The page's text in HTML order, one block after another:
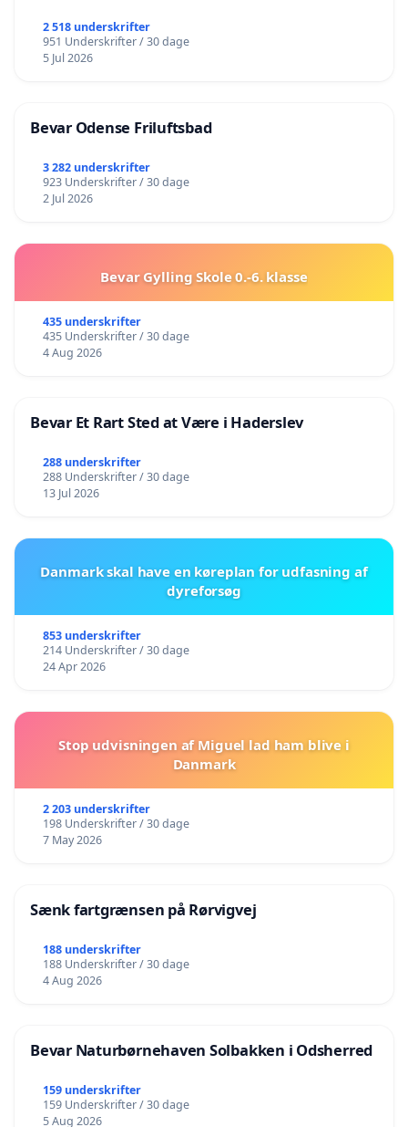
2 518 underskrifter
951 Underskrifter / 30 dage
5 Jul 2026
Bevar Odense Friluftsbad
3 282 underskrifter
923 Underskrifter / 30 dage
2 Jul 2026
Bevar Gylling Skole 0.-6. klasse
435 underskrifter
435 Underskrifter / 30 dage
4 Aug 2026
Bevar Et Rart Sted at Være i Haderslev
288 underskrifter
288 Underskrifter / 30 dage
13 Jul 2026
Danmark skal have en køreplan for udfasning af
dyreforsøg
853 underskrifter
214 Underskrifter / 30 dage
24 Apr 2026
Stop udvisningen af Miguel lad ham blive i
Danmark
2 203 underskrifter
198 Underskrifter / 30 dage
7 May 2026
Sænk fartgrænsen på Rørvigvej
188 underskrifter
188 Underskrifter / 30 dage
4 Aug 2026
Bevar Naturbørnehaven Solbakken i Odsherred
159 underskrifter
159 Underskrifter / 30 dage
5 Aug 2026